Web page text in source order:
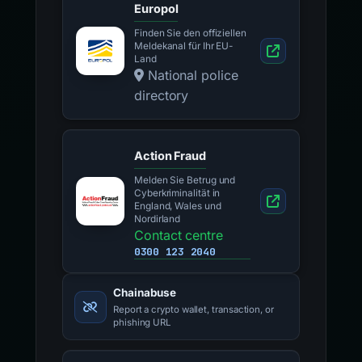
Europol
Finden Sie den offiziellen
Meldekanal für Ihr EU-
Land
National police
directory
Action Fraud
Melden Sie Betrug und
Cyberkriminalität in
England, Wales und
Nordirland
Contact centre
0300 123 2040
Chainabuse
Report a crypto wallet, transaction, or
phishing URL